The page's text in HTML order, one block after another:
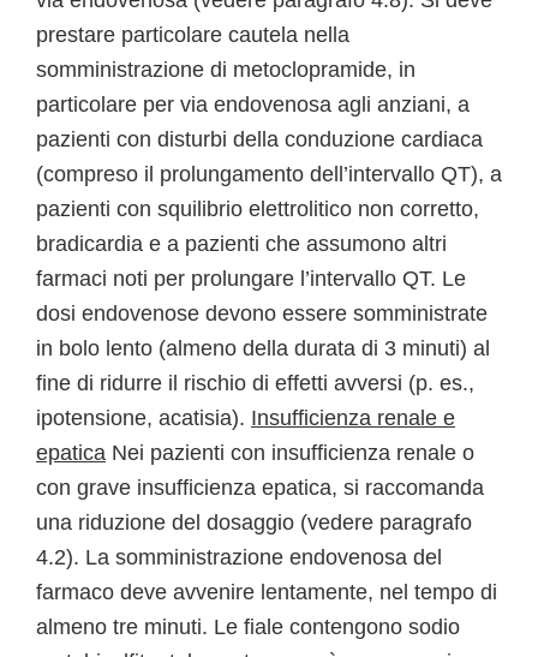
prestare particolare cautela nella
somministrazione di metoclopramide, in
particolare per via endovenosa agli anziani, a
pazienti con disturbi della conduzione cardiaca
(compreso il prolungamento dell’intervallo QT), a
pazienti con squilibrio elettrolitico non corretto,
bradicardia e a pazienti che assumono altri
farmaci noti per prolungare l’intervallo QT. Le
dosi endovenose devono essere somministrate
in bolo lento (almeno della durata di 3 minuti) al
fine di ridurre il rischio di effetti avversi (p. es.,
ipotensione, acatisia). Insufficienza renale e
epatica Nei pazienti con insufficienza renale o
con grave insufficienza epatica, si raccomanda
una riduzione del dosaggio (vedere paragrafo
4.2). La somministrazione endovenosa del
farmaco deve avvenire lentamente, nel tempo di
almeno tre minuti. Le fiale contengono sodio